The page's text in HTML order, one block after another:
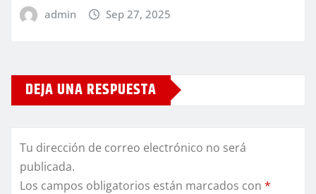
admin Sep 27, 2025
DEJA UNA RESPUESTA
Tu dirección de correo electrónico no será
publicada.
Los campos obligatorios están marcados con *